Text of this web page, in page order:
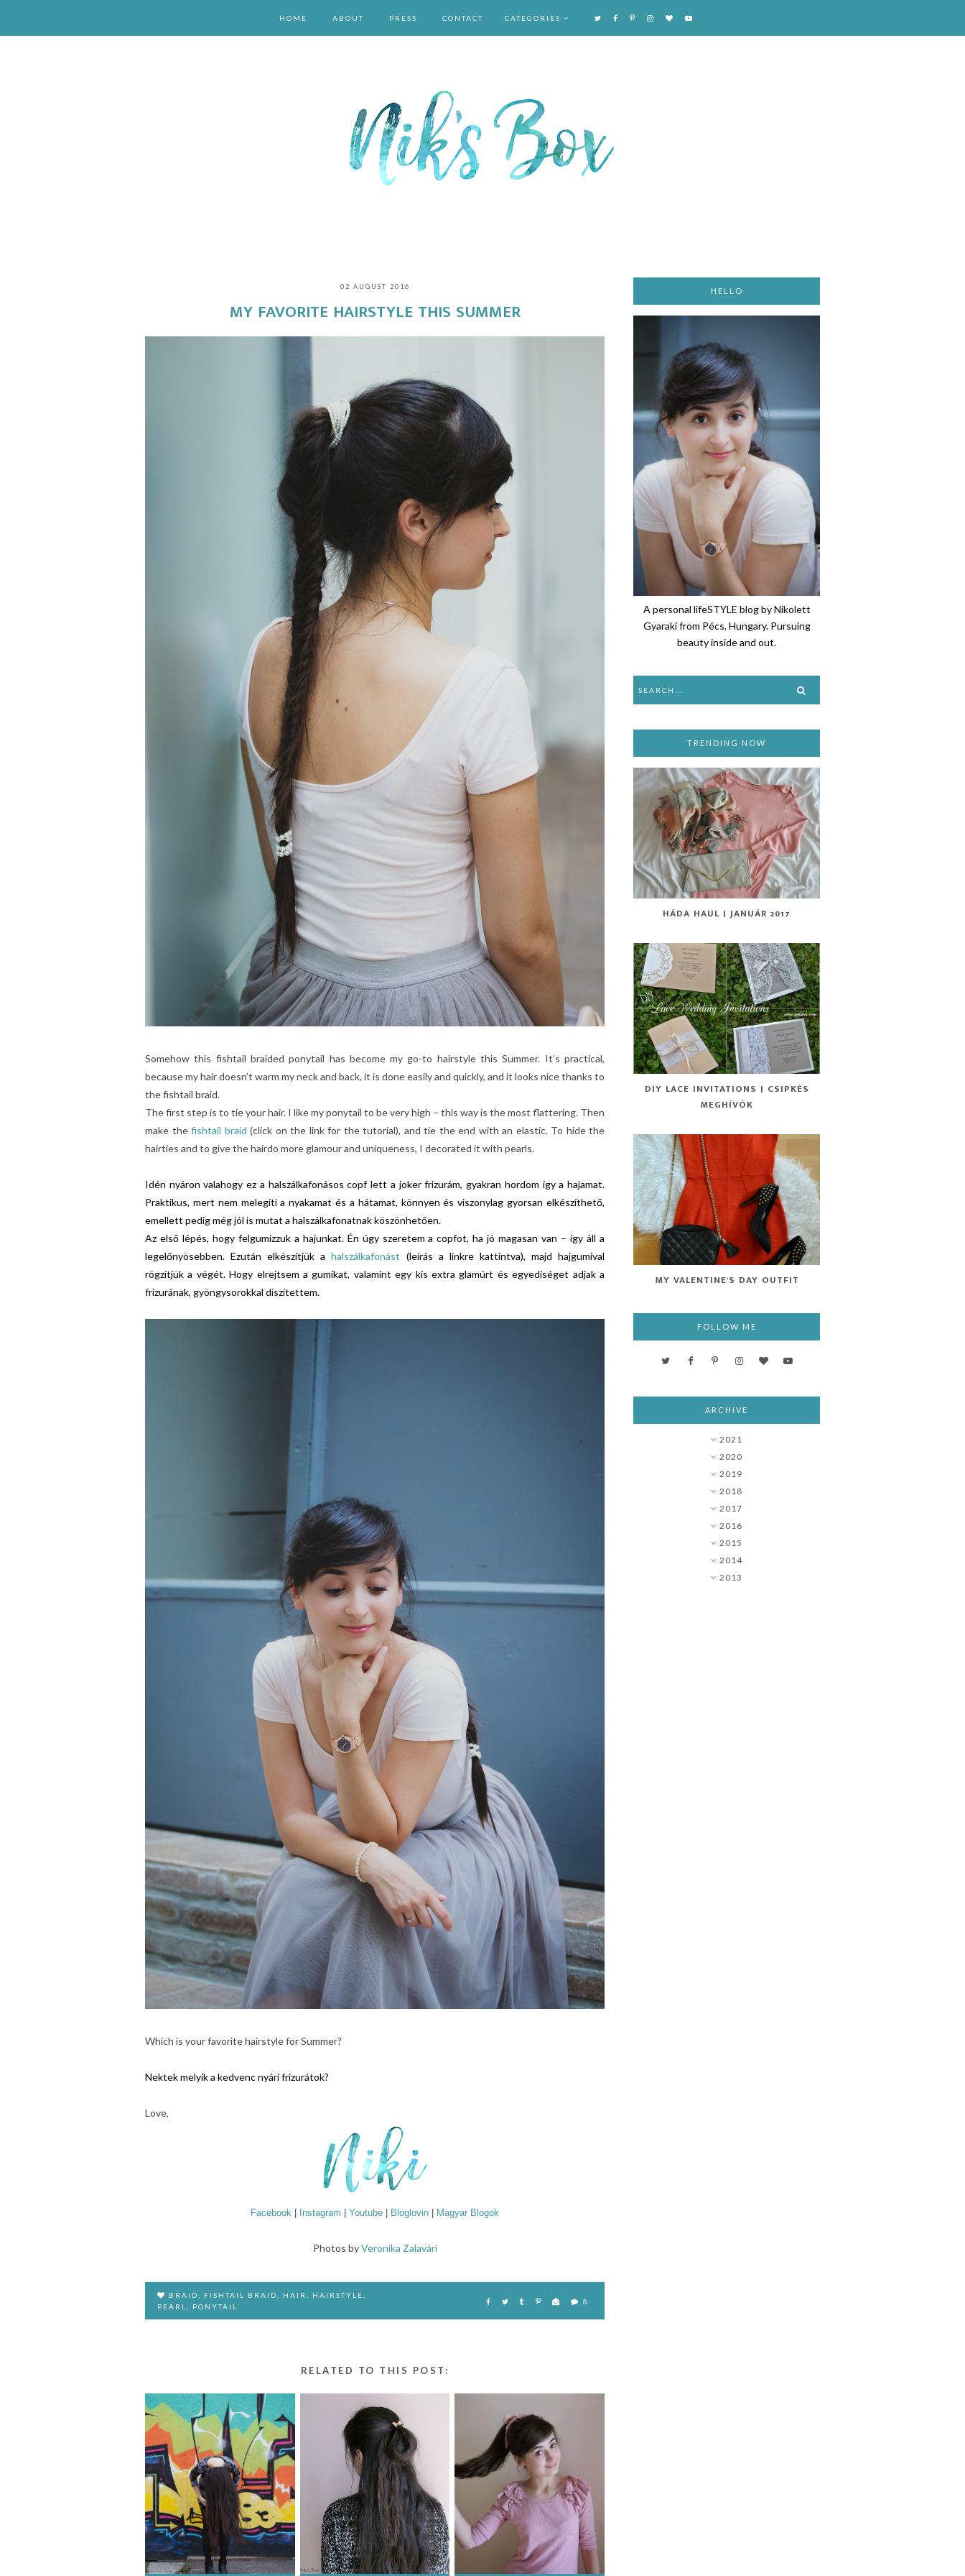
HOME ABOUT PRESS CONTACT CATEGORIES
02 AUGUST 2016
MY FAVORITE HAIRSTYLE THIS SUMMER
Somehow this fishtail braided ponytail has become my go-to hairstyle this Summer. It’s practical,
because my hair doesn’t warm my neck and back, it is done easily and quickly, and it looks nice thanks to
the fishtail braid.
The first step is to tie your hair. I like my ponytail to be very high – this way is the most flattering. Then
make the fishtail braid (click on the link for the tutorial), and tie the end with an elastic. To hide the
hairties and to give the hairdo more glamour and uniqueness, I decorated it with pearls.
Idén nyáron valahogy ez a halszálkafonásos copf lett a joker frizurám, gyakran hordom így a hajamat.
Praktikus, mert nem melegíti a nyakamat és a hátamat, könnyen és viszonylag gyorsan elkészíthető,
emellett pedig még jól is mutat a halszálkafonatnak köszönhetően.
Az első lépés, hogy felgumizzuk a hajunkat. Én úgy szeretem a copfot, ha jó magasan van – így áll a
legelőnyösebben. Ezután elkészítjük ahalszálkafonást (leírás a linkre kattintva), majd hajgumival
rögzítjük a végét. Hogy elrejtsem a gumikat, valamint egy kis extra glamúrt és egyediséget adjak a
frizurának, gyöngysorokkal díszítettem.
Which is your favorite hairstyle for Summer?
Nektek melyik a kedvenc nyári frizurátok?
Love,
Facebook Instagram Youtube Bloglovin Magyar Blogok
Photos byVeronika Zalavári
BRAID FISHTAIL BRAID HAIR HAIRSTYLE
PEARL
PONYTAIL
8
RELATED TO THIS POST:
HELLO
A personal lifeSTYLE blog by Nikolett
Gyaraki from Pécs, Hungary. Pursuing
beauty inside and out.
TRENDING NOW
HÁDA HAUL | JANUÁR 2017
DIY LACE INVITATIONS | CSIPKÉS
MEGHÍVÓK
MY VALENTINE'S DAY OUTFIT
FOLLOW ME
ARCHIVE
►2021
►2020
►2019
►2018
►2017
▼2016
►2015
►2014
►2013